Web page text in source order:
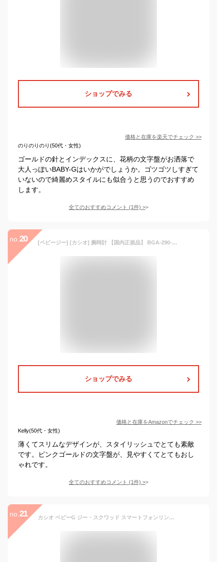
ショップでみる
価格と在庫を楽天でチェック >>
のりのりのり(50代・女性)
ゴールドの針とインデックスに、花柄の文字盤がお洒落で
大人っぽいBABY-Gはいかがでしょうか。ゴツゴツしすぎて
いないので綺麗めスタイルにも似合うと思うのでおすすめ
します。
全てのおすすめコメント (1件) >
no. 20 [ベビージー] [カシオ] 腕時計 【国内正規品】 BGA-290-1AJF レディース ブラック
ショップでみる
価格と在庫をAmazonでチェック >>
Kelly(50代・女性)
薄くてスリムなデザインが、スタイリッシュでとても素敵
です。ピンクゴールドの文字盤が、見やすくてとてもおし
ゃれです。
全てのおすすめコメント (1件) >
no. 21 カシオ ベビーG ジー・スクワッド スマートフォンリンク ブラック BSA-B100-1AJF CASIO BABY-G G-SQUAD Bluetooth搭載 デジタル＆アナログ コンビネーション ラウンド 黒 レディース レディス 腕時計 （BSAB1001AJF）【CA-M3】【あす楽】